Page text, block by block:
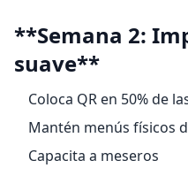
**Semana 2:
suave**
Coloca QR en 50% de
Mantén menús físicos
Capacita a meseros